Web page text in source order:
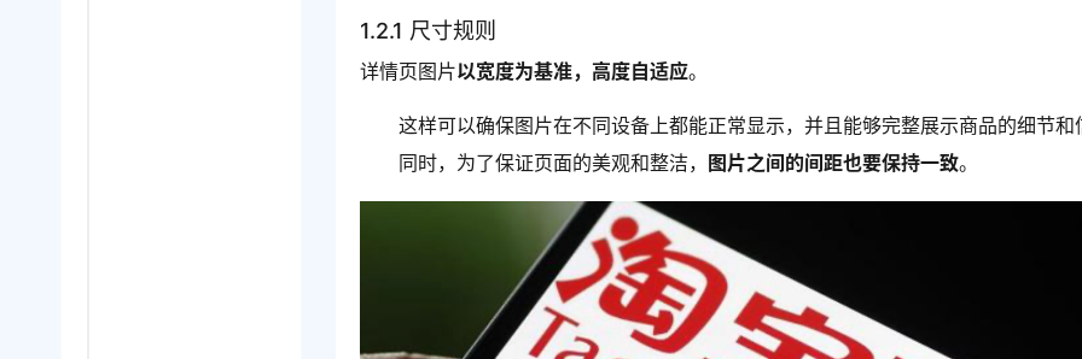
1.2.1 尺寸规则
详情页图片以宽度为基准，高度自适应。
这样可以确保图片在不同设备上都能正常显示，并且能够完整展示商品的细节和
同时，为了保证页面的美观和整洁，
图片之间的间距也要保持一致。